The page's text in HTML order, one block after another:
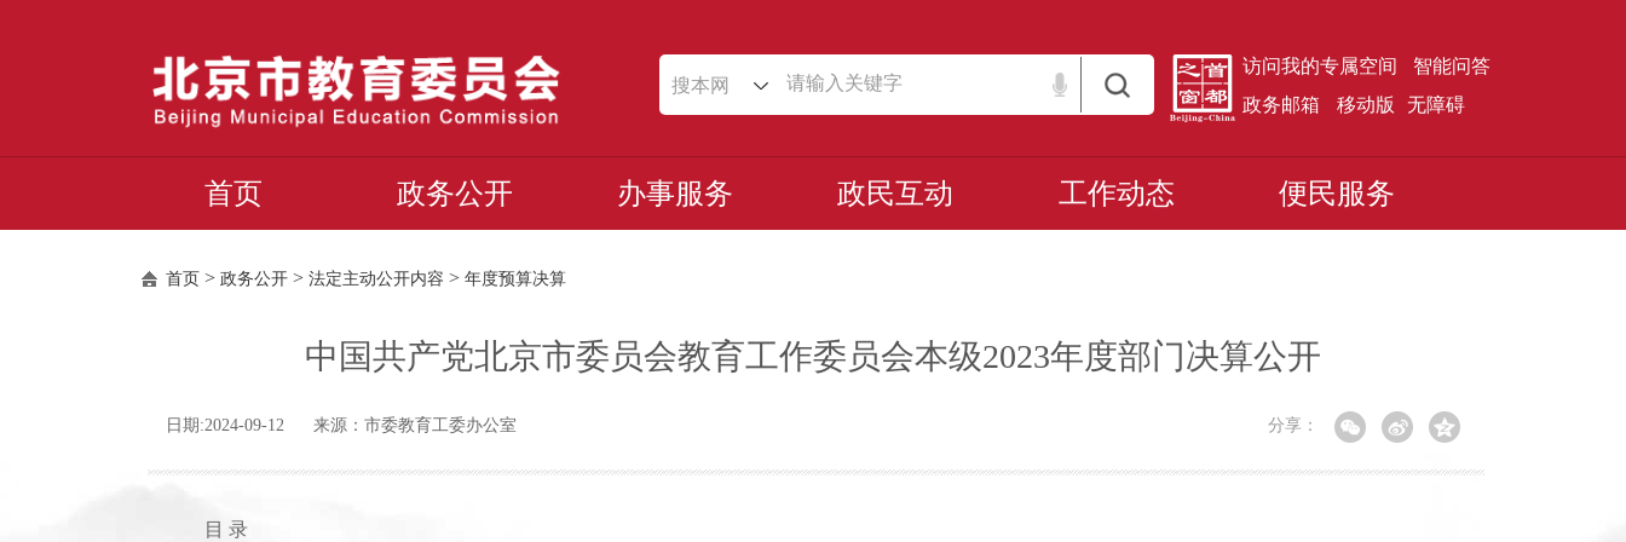
搜本网
访问我的专属空间
智能问答
政务邮箱
移动版 无障碍
首页 政务公开 办事服务 政民互动 工作动态 便民服务
首页 > 政务公开 > 法定主动公开内容 > 年度预算决算
中国共产党北京市委员会教育工作委员会本级2023年度部门决算公开
日期:2024-09-12 来源：市委教育工委办公室 分享：
目 录